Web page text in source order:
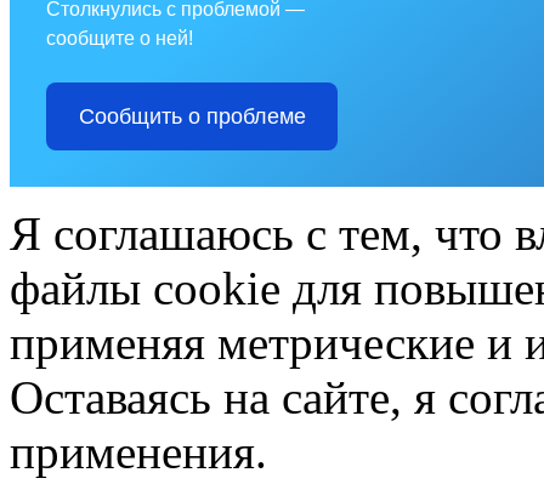
Столкнулись с проблемой —
сообщите о ней!
Сообщить о проблеме
Я соглашаюсь с тем, что
файлы cookie для
применяя метрические и
Оставаясь на сайте, я
применения.